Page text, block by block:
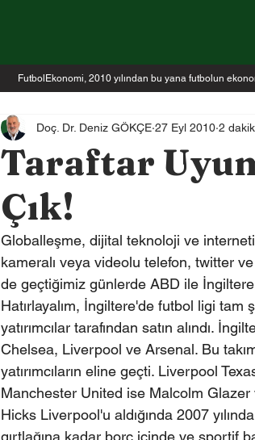
FutbolEkonomi, 2010 yılından bu yana futbolun
Taraftar
Çık!
Doç. Dr. Deniz GÖKÇE 27 Eyl 2010 2
Globalleşme, dijital teknoloji ve
kameralı veya videolu telefon, twitter
de geçtiğimiz günlerde ABD ile İngiltere
Hatırlayalım, İngiltere'de futbol ligi tam
yatırımcılar tarafından satın alındı.
Chelsea, Liverpool ve Arsenal. Bu
yatırımcıların eline geçti. Liverpool
Manchester United ise Malcolm Glazer
Hicks Liverpool'u aldığında 2007
gırtlağına kadar borç içinde ve sportif